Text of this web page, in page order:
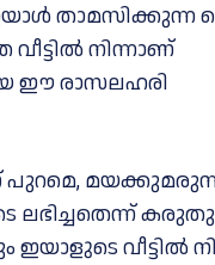
താമസിക്കുന്ന
നിന്നാണ്
ഈ രാസലഹരി
പുറമെ,
ലഭിച്ചതെന്ന്
ഇയാളുടെ വീട്ടിൽ